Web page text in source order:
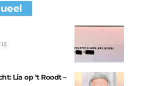
Lia op ‘t Roodt –